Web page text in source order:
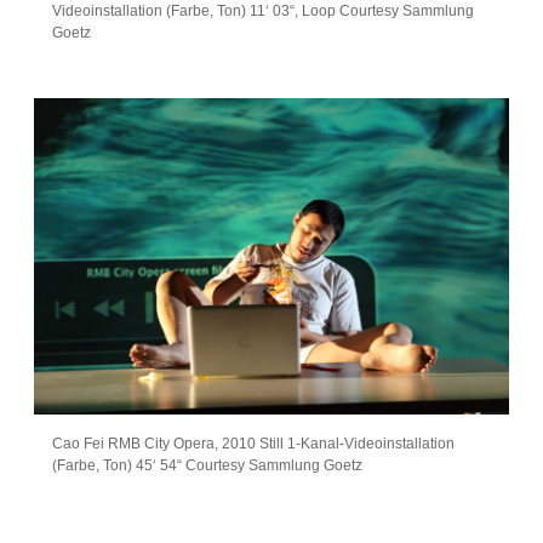
Videoinstallation (Farbe, Ton) 11‘ 03“, Loop Courtesy Sammlung
Goetz
Cao Fei RMB City Opera, 2010 Still 1-Kanal-Videoinstallation
(Farbe, Ton) 45‘ 54“ Courtesy Sammlung Goetz